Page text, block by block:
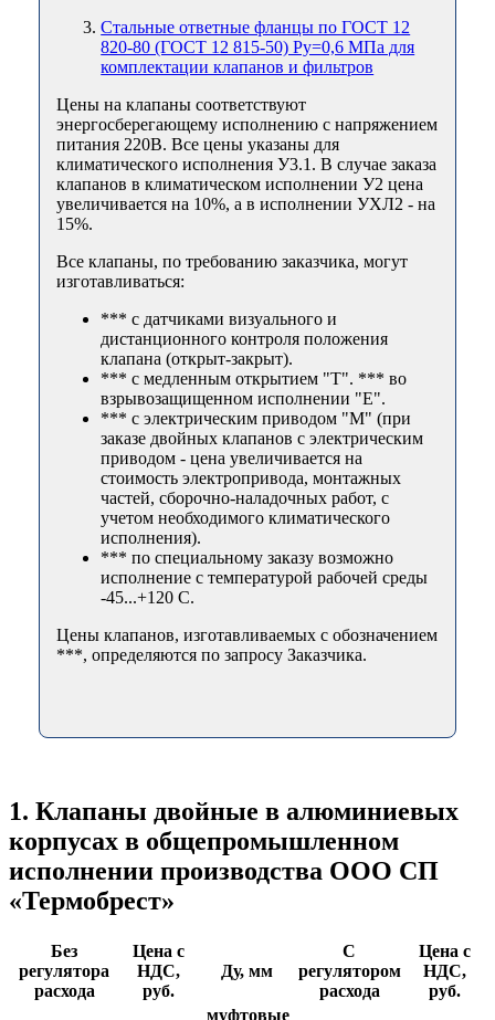
Стальные ответные фланцы по ГОСТ 12
820-80 (ГОСТ 12 815-50) Ру=0,6 МПа для
комплектации клапанов и фильтров
Цены на клапаны соответствуют
энергосберегающему исполнению с напряжением
питания 220В. Все цены указаны для
климатического исполнения У3.1. В случае заказа
клапанов в климатическом исполнении У2 цена
увеличивается на 10%, а в исполнении УХЛ2 - на
15%.
Все клапаны, по требованию заказчика, могут
изготавливаться:
*** с датчиками визуального и
дистанционного контроля положения
клапана (открыт-закрыт).
*** с медленным открытием "Т". *** во
взрывозащищенном исполнении "Е".
*** с электрическим приводом "М" (при
заказе двойных клапанов с электрическим
приводом - цена увеличивается на
стоимость электропривода, монтажных
частей, сборочно-наладочных работ, с
учетом необходимого климатического
исполнения).
*** по специальному заказу возможно
исполнение с температурой рабочей среды
-45...+120 С.
Цены клапанов, изготавливаемых с обозначением
***, определяются по запросу Заказчика.
1. Клапаны двойные в алюминиевых
корпусах в общепромышленном
исполнении производства ООО СП
«Термобрест»
Без
регулятора
расхода
Цена с
НДС,
руб.
Ду, мм
С
регулятором
расхода
Цена с
НДС,
руб.
муфтовые